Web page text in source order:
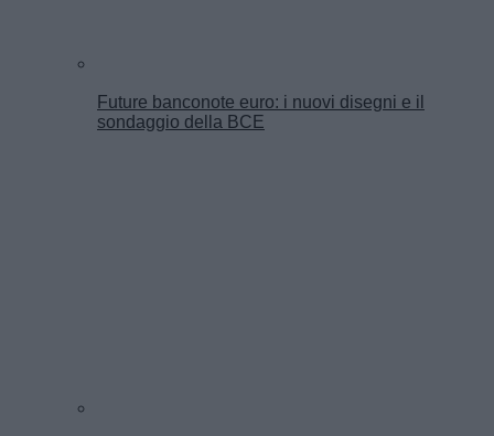
Future banconote euro: i nuovi disegni e il
sondaggio della BCE